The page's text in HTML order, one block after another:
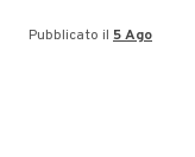
Pubblicato il 5 Ago